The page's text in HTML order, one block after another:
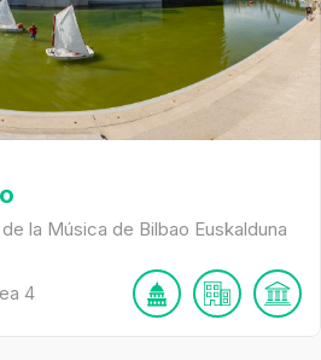
la Música de Bilbao Euskalduna
4